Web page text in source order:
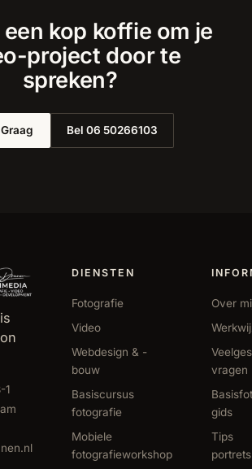
een kop koffie om je
project door te
spreken?
Bel 06 50266103
1
DIENSTEN
Fotografie
Video
Webdesign & -
bouw
Basiscursus
fotografie
Mobiele
fotografieworkshop
Over
vragen
gids
Tips